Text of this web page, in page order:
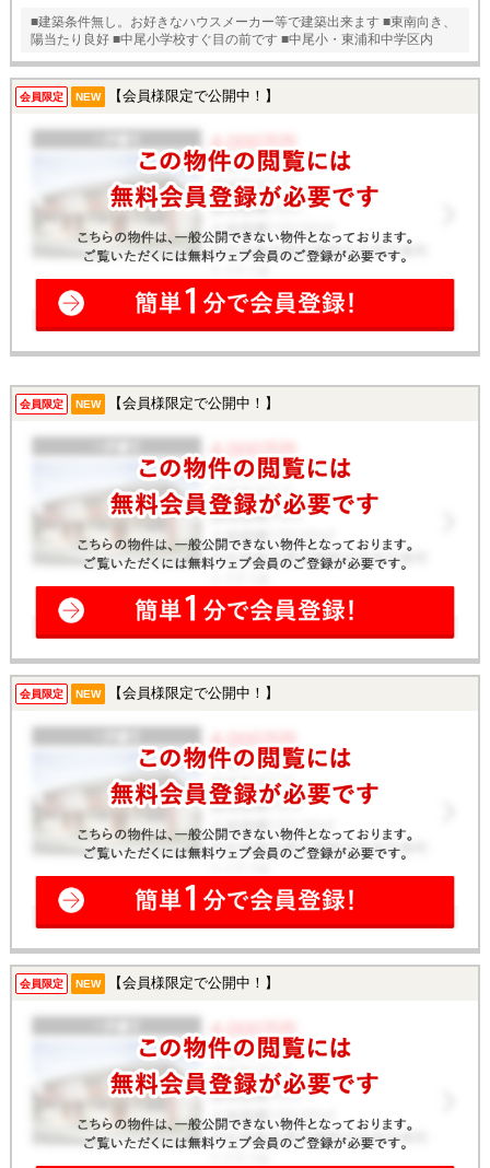
■建築条件無し。お好きなハウスメーカー等で建築出来ます ■東南向き、
陽当たり良好 ■中尾小学校すぐ目の前です ■中尾小・東浦和中学区内
会員限定 NEW 【会員様限定で公開中！】
会員限定 NEW 【会員様限定で公開中！】
会員限定 NEW 【会員様限定で公開中！】
会員限定 NEW 【会員様限定で公開中！】